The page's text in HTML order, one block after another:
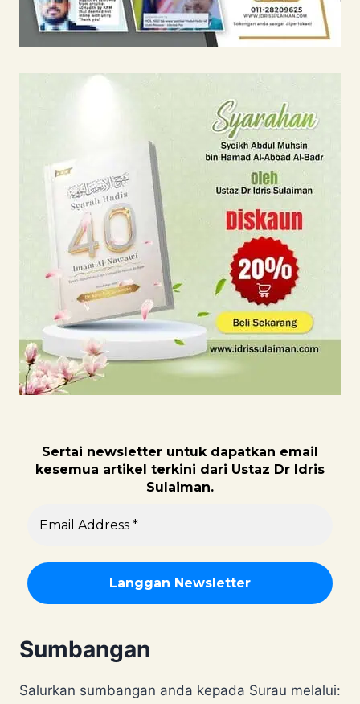
Sertai newsletter untuk dapatkan email
kesemua artikel terkini dari Ustaz Dr Idris
Sulaiman.
Sumbangan
Salurkan sumbangan anda kepada Surau melalui: